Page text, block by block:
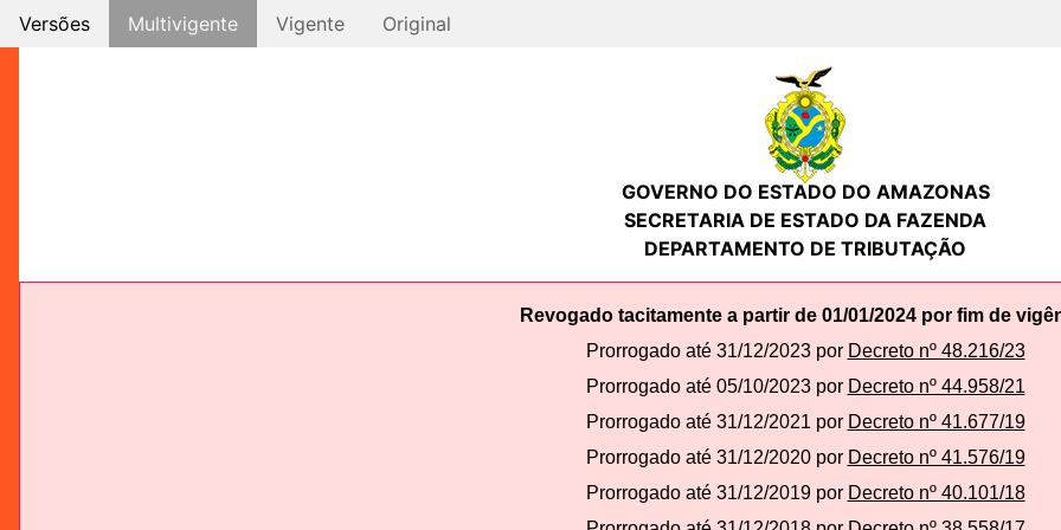
Versões Multivigente Vigente Original
GOVERNO DO ESTADO DO AMAZONAS
SECRETARIA DE ESTADO DA FAZENDA
DEPARTAMENTO DE TRIBUTAÇÃO
Revogado tacitamente a partir de 01/01/2024 por fim de
Prorrogado até 31/12/2023 por Decreto nº 48.216/23
Prorrogado até 05/10/2023 por Decreto nº 44.958/21
Prorrogado até 31/12/2021 por Decreto nº 41.677/19
Prorrogado até 31/12/2020 por Decreto nº 41.576/19
Prorrogado até 31/12/2019 por Decreto nº 40.101/18